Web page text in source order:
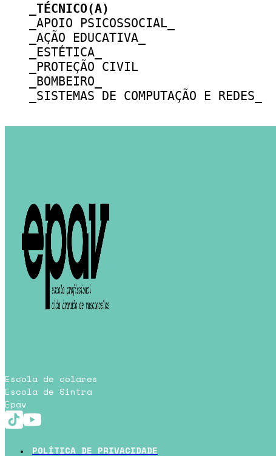
_TÉCNICO(A)
_APOIO PSICOSSOCIAL_
_AÇÃO EDUCATIVA_
_ESTÉTICA_
_PROTEÇÃO CIVIL
_BOMBEIRO_
_SISTEMAS DE COMPUTAÇÃO E REDES_
Escola de colares
Escola de Sintra
Epav
POLÍTICA DE PRIVACIDADE